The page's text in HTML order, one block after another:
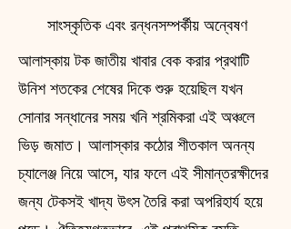
সাংস্কৃতিক এবং রন্ধনসম্পর্কীয় অন্বেষণ
আলাস্কায় টক জাতীয় খাবার বেক করার প্রথাটি
উনিশ শতকের শেষের দিকে শুরু হয়েছিল যখন
সোনার সন্ধানের সময় খনি শ্রমিকরা এই অঞ্চলে
ভিড় জমাত। আলাস্কার কঠোর শীতকাল অনন্য
চ্যালেঞ্জ নিয়ে আসে, যার ফলে এই সীমান্তরক্ষীদের
জন্য টেকসই খাদ্য উৎস তৈরি করা অপরিহার্য হয়ে